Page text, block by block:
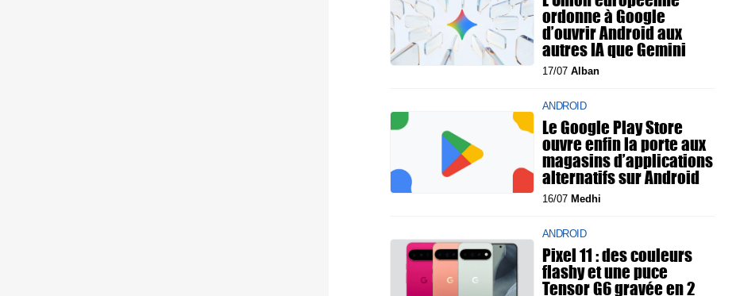
ordonne à Google
d’ouvrir Android aux
autres IA que Gemini
17/07 Alban
ANDROID
Le Google Play Store
ouvre enfin la porte aux
magasins d’applications
alternatifs sur Android
16/07 Medhi
ANDROID
Pixel 11 : des couleurs
flashy et une puce
Tensor G6 gravée en 2